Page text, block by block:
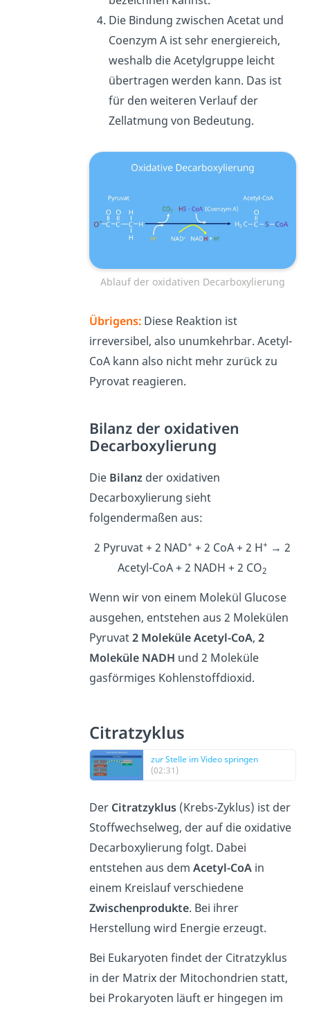
Die Bindung zwischen Acetat und
Coenzym A ist sehr energiereich,
weshalb die Acetylgruppe leicht
übertragen werden kann. Das ist
für den weiteren Verlauf der
Zellatmung von Bedeutung.
Ablauf der oxidativen Decarboxylierung
Übrigens: Diese Reaktion ist
irreversibel, also unumkehrbar. Acetyl-
CoA kann also nicht mehr zurück zu
Pyrovat reagieren.
Bilanz der oxidativen
Decarboxylierung
Die Bilanzder oxidativen
Decarboxylierung sieht
folgendermaßen aus:
2 Pyruvat + 2 NAD+ + 2 CoA + 2 H+ → 2
Acetyl-CoA + 2 NADH + 2 CO2
Wenn wir von einem Molekül Glucose
ausgehen, entstehen aus 2 Molekülen
Pyruvat2 Moleküle Acetyl-CoA, 2
Moleküle NADH und 2 Moleküle
gasförmiges Kohlenstoffdioxid.
Citratzyklus
zur Stelle im Video springen
(02:31)
Der Citratzyklus(Krebs-Zyklus) ist der
Stoffwechselweg, der auf die oxidative
Decarboxylierung folgt. Dabei
entstehen aus dem Acetyl-CoAin
einem Kreislauf verschiedene
Zwischenprodukte. Bei ihrer
Herstellung wird Energie erzeugt.
Bei Eukaryoten findet der Citratzyklus
in der Matrix der Mitochondrien statt,
bei Prokaryoten läuft er hingegen im